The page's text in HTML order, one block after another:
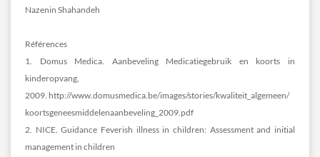
Nazenin Shahandeh
Références
1. Domus Medica. Aanbeveling Medicatiegebruik en koorts in
kinderopvang,
2009. http://www.domusmedica.be/images/stories/kwaliteit_algemeen/
koortsgeneesmiddelenaanbeveling_2009.pdf
2. NICE. Guidance Feverish illness in children: Assessment and initial
management in children